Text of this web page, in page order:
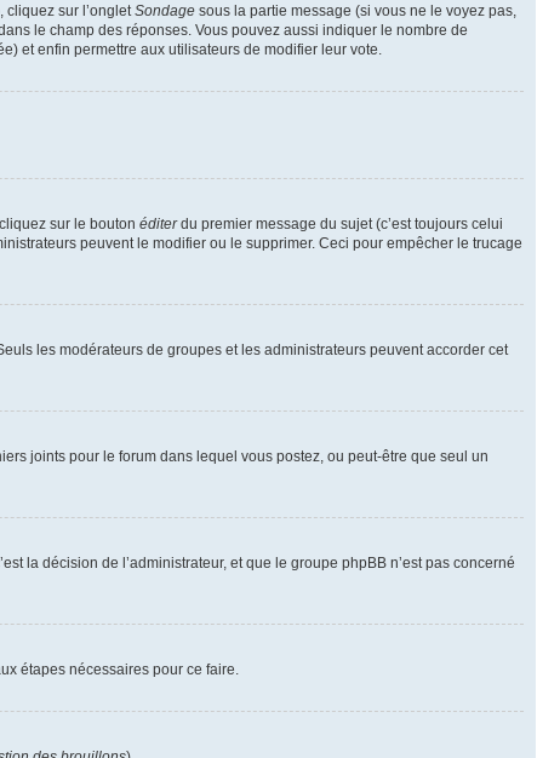
cliquez sur l’onglet Sondage sous la partie message (si vous ne le voyez pas,
le champ des réponses. Vous pouvez aussi indiquer le nombre de
et enfin permettre aux utilisateurs de modifier leur vote.
sur le bouton éditerdu premier message du sujet (c’est toujours celui
peuvent le modifier ou le supprimer. Ceci pour empêcher le trucage
les modérateurs de groupes et les administrateurs peuvent accorder cet
joints pour le forum dans lequel vous postez, ou peut-être que seul un
la décision de l’administrateur, et que le groupe phpBB n’est pas concerné
étapes nécessaires pour ce faire.